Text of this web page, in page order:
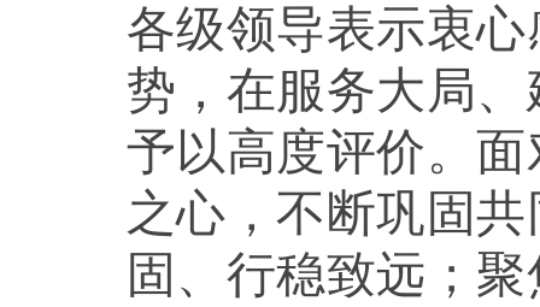
各级领导表示衷
势，在服务大局
予以高度评价。
之心，不断巩固
固、行稳致远；